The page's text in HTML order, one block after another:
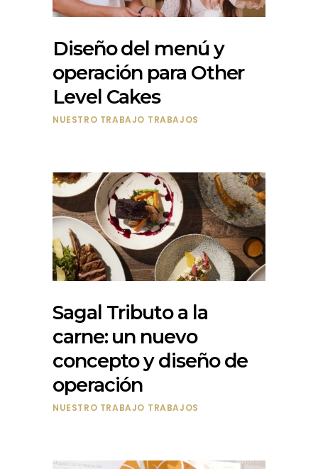
Diseño del menú y
operación para Other
Level Cakes
NUESTRO TRABAJO TRABAJOS
Sagal Tributo a la
carne: un nuevo
concepto y diseño de
operación
NUESTRO TRABAJO TRABAJOS